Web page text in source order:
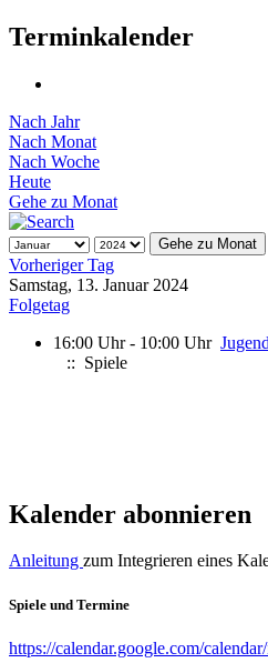
Terminkalender
Nach Jahr
Nach Monat
Nach Woche
Heute
Gehe zu Monat
Gehe zu Monat
Vorheriger Tag
Samstag, 13. Januar 2024
Folgetag
16:00 Uhr - 10:00 Uhr
:: Spiele
Kalender abonnieren
Anleitung zum Integrieren eines
Spiele und Termine
https://calendar.google.com/